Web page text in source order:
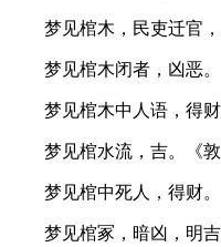
梦见棺木，民吏迁官，
梦见棺木闭者，凶恶。
梦见棺木中人语，得财
梦见棺水流，吉。《敦
梦见棺中死人，得财。
梦见棺冢，暗凶，明吉